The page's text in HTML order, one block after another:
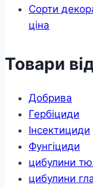
Сорти
ціна
Товари
Добрива
Гербіциди
Інсектициди
Фунгіциди
цибулини
цибулини